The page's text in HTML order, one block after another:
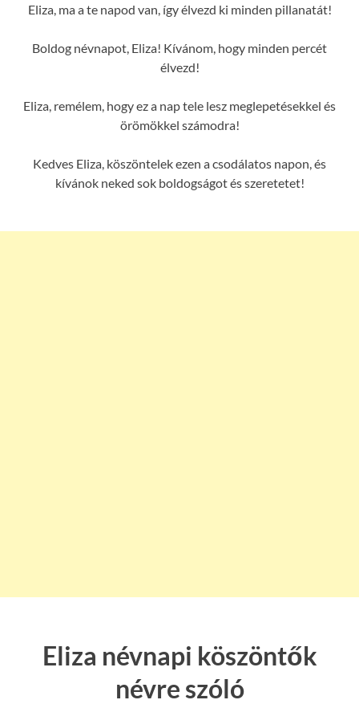
Eliza, ma a te napod van, így élvezd ki minden pillanatát!
Boldog névnapot, Eliza! Kívánom, hogy minden percét
élvezd!
Eliza, remélem, hogy ez a nap tele lesz meglepetésekkel és
örömökkel számodra!
Kedves Eliza, köszöntelek ezen a csodálatos napon, és
kívánok neked sok boldogságot és szeretetet!
Eliza névnapi köszöntők
névre szóló